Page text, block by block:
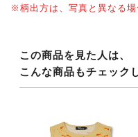
※柄出方は、写真と異なる場
この商品を見た人は、
こんな商品もチェック